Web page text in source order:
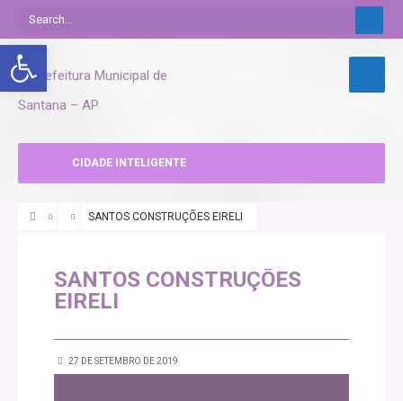
CIDADE INTELIGENTE
SANTOS CONSTRUÇÕES EIRELI
SANTOS CONSTRUÇÕES
EIRELI
27 DE SETEMBRO DE 2019
Abrir a barra de ferramentas